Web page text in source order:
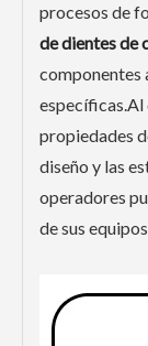
procesos de
de dientes de
componentes
propiedades
diseño y las
operadores
de sus